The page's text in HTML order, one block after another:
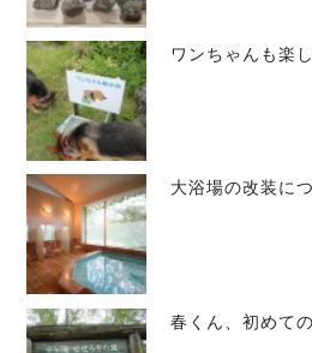
ワンちゃんも楽
大浴場の改装に
春くん、初めて